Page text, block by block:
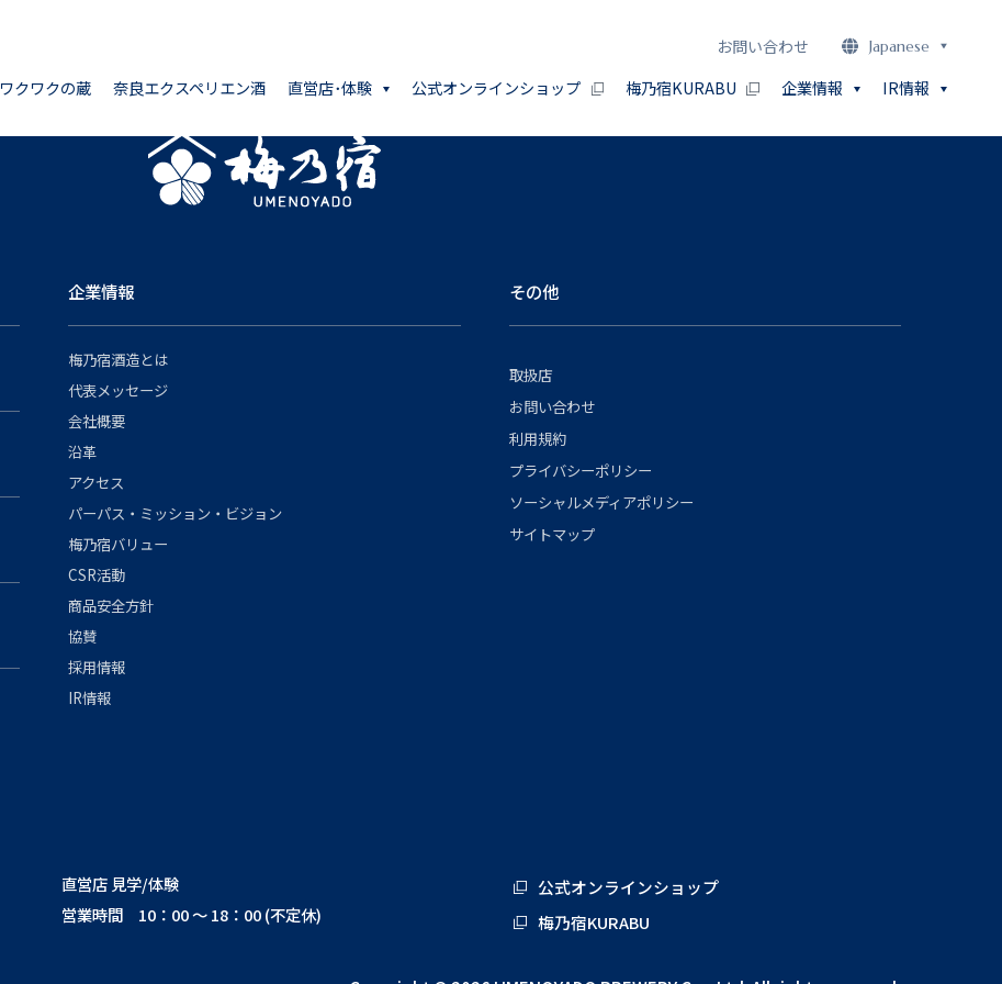
お問い合わせ Japanese
ワクワクの蔵 奈良エクスペリエン酒 直営店･体験 公式オンラインショップ 梅乃宿KURABU 企業情報 IR情報
企業情報
梅乃宿酒造とは
代表メッセージ
会社概要
沿革
アクセス
パーパス・ミッション・ビジョン
梅乃宿バリュー
CSR活動
商品安全方針
協賛
採用情報
IR情報
その他
取扱店
お問い合わせ
利用規約
プライバシーポリシー
ソーシャルメディアポリシー
サイトマップ
直営店 見学/体験
営業時間 10：00 ～ 18：00 (不定休)
公式オンラインショップ
梅乃宿KURABU